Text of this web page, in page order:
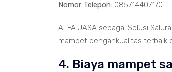
Nomor Telepon: 085714407170
ALFA JASA sebagai Solusi
mampet dengankualitas terbaik
4. Biaya mampet